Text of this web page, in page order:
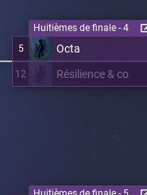
5 Octa
12 Résilience & co
Huitièmes de finale - 4